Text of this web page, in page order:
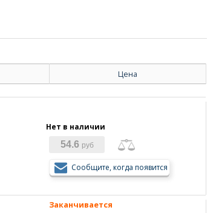
Цена
Нет в наличии
54.6 руб
Сообщите, когда появится
Заканчивается